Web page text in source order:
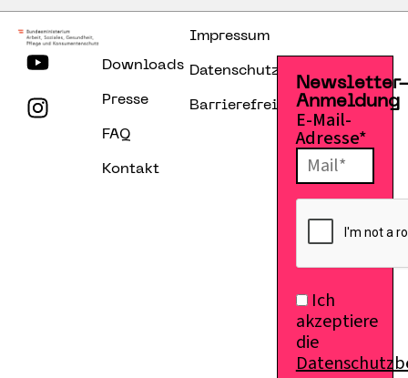
Downloads
Presse
FAQ
Kontakt
Impressum
Datenschutzerklärung
Barrierefreiheitserklärung
Anmeldung
E-Mail-
Adresse*
Ich
akzeptiere
die